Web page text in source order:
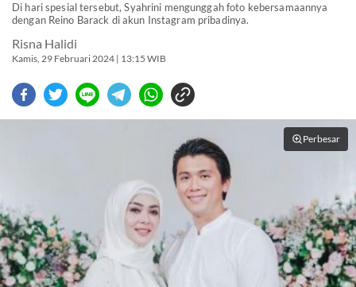
Di hari spesial tersebut, Syahrini mengunggah foto kebersamaannya
dengan Reino Barack di akun Instagram pribadinya.
Risna Halidi
Kamis, 29 Februari 2024 | 13:15 WIB
Perbesar